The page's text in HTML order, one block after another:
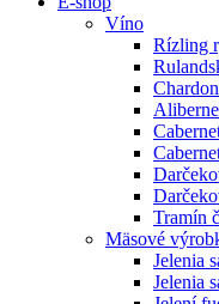
Víno
Rízling
Tramín
Mäsové
Jelenia
Jelenia